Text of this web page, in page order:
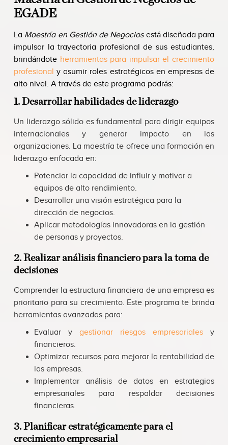
EGADE
La Maestría en Gestión de Negociosestá diseñada para
impulsar la trayectoria profesional de sus estudiantes,
brindándote herramientas para impulsar el crecimiento
profesional y asumir roles estratégicos en empresas de
alto nivel. A través de este programa podrás:
1. Desarrollar habilidades de liderazgo
Un liderazgo sólido es fundamental para dirigir equipos
internacionales y generar impacto en las
organizaciones. La maestría te ofrece una formación en
liderazgo enfocada en:
Potenciar la capacidad de influir y motivar a
equipos de alto rendimiento.
Desarrollar una visión estratégica para la
dirección de negocios.
Aplicar metodologías innovadoras en la gestión
de personas y proyectos.
2. Realizar análisis financiero para la toma de
decisiones
Comprender la estructura financiera de una empresa es
prioritario para su crecimiento. Este programa te brinda
herramientas avanzadas para:
Evaluar y gestionar riesgos empresariales y
financieros.
Optimizar recursos para mejorar la rentabilidad de
las empresas.
Implementar análisis de datos en estrategias
empresariales para respaldar decisiones
financieras.
3. Planificar estratégicamente para el
crecimiento empresarial